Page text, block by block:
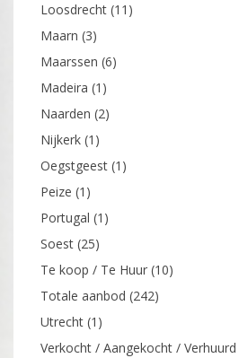
Loosdrecht (11)
Maarn (3)
Maarssen (6)
Madeira (1)
Naarden (2)
Nijkerk (1)
Oegstgeest (1)
Peize (1)
Portugal (1)
Soest (25)
Te koop / Te Huur (10)
Totale aanbod (242)
Utrecht (1)
Verkocht / Aangekocht / Verhuurd